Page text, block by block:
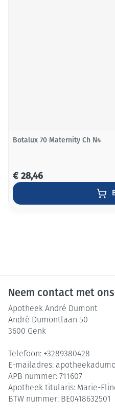
Botalux 70 Maternity Ch N4
€ 28,46
Neem contact met
Apotheek André Dumont
André Dumontlaan 50
3600 Genk
Telefoon: +3289380428
E-mailadres:
APB nummer: 711607
Apotheek titularis: Marie-
BTW nummer: BE0418632501